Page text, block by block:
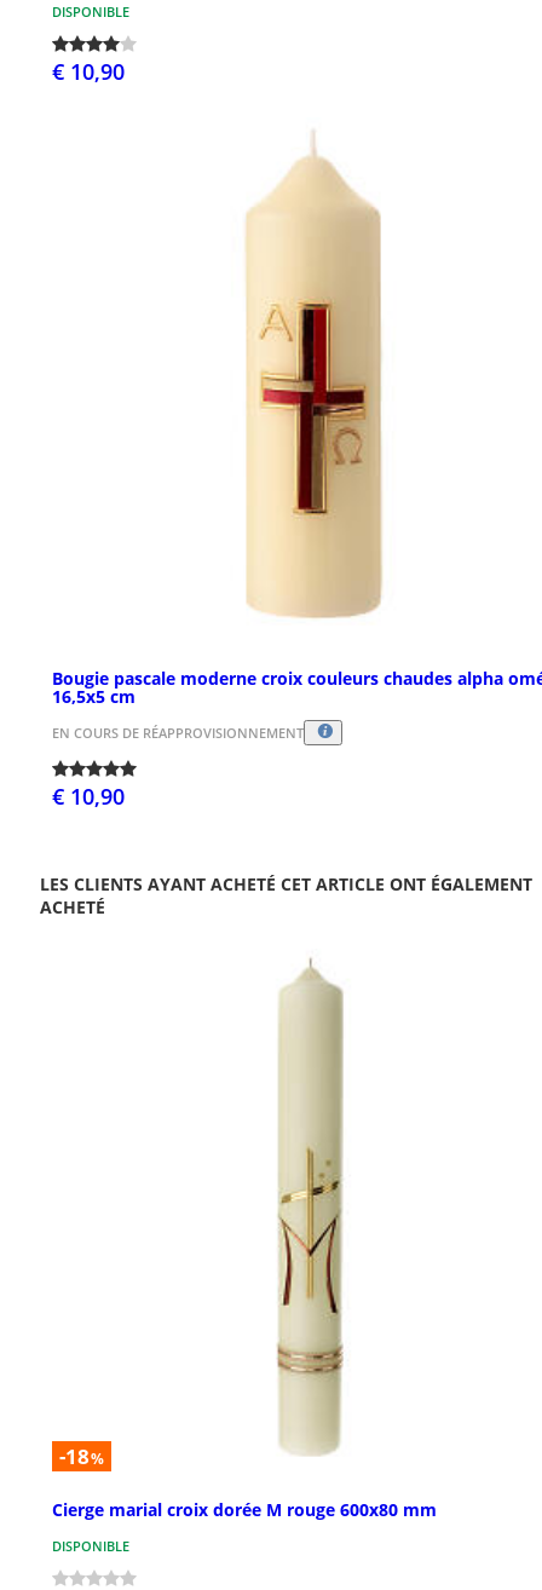
DISPONIBLE
€ 10,90
Bougie pascale moderne croix couleurs chaudes alpha
16,5x5 cm
EN COURS DE RÉAPPROVISIONNEMENT
€ 10,90
LES CLIENTS AYANT ACHETÉ CET ARTICLE ONT ÉGALEMENT
ACHETÉ
-18%
Cierge marial croix dorée M rouge 600x80 mm
DISPONIBLE